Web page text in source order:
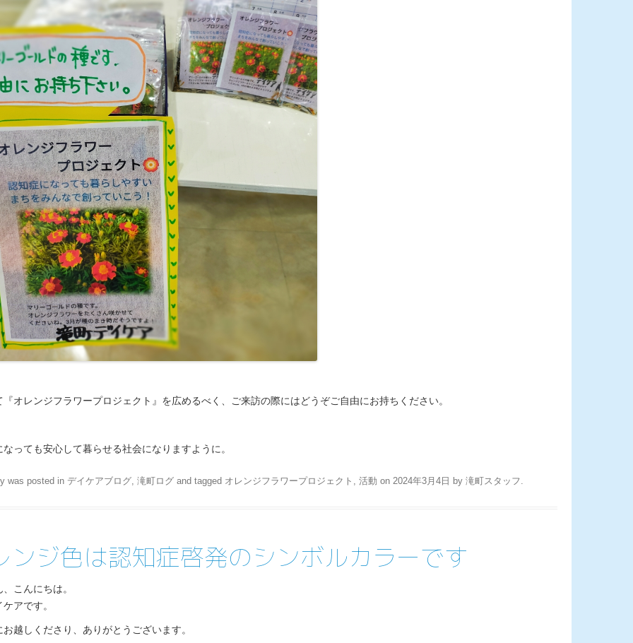
『オレンジフラワープロジェクト』を広めるべく、ご来訪の際にはどうぞご自由にお持ちください。
っても安心して暮らせる社会になりますように。
was posted in デイケアブログ, 滝町ログand tagged オレンジフラワープロジェクト , 活動 on 2024年3月4日 by 滝町スタッフ.
ンジ色は認知症啓発のシンボルカラーです
こんにちは。
アです。
越しくださり、ありがとうございます。